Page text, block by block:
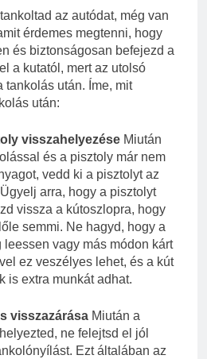
az autódat, még van
érdemes megtenni, hogy
és biztonságosan befejezd a
a kutatól, mert az utolsó
tankolás után. Íme, mit
után:
visszahelyezése Miután
és a pisztoly már nem
vedd ki a pisztolyt az
arra, hogy a pisztolyt
vissza a kútoszlopra, hogy
semmi. Ne hagyd, hogy a
leessen vagy más módon kárt
ez veszélyes lehet, és a kút
is extra munkát adhat.
visszazárása Miután a
ne felejtsd el jól
Ezt általában az